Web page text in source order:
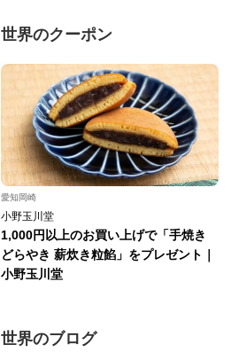
世界のクーポン
愛知岡崎
小野玉川堂
1,000円以上のお買い上げで「手焼き
どらやき 薪炊き粒餡」をプレゼント｜
小野玉川堂
世界のブログ